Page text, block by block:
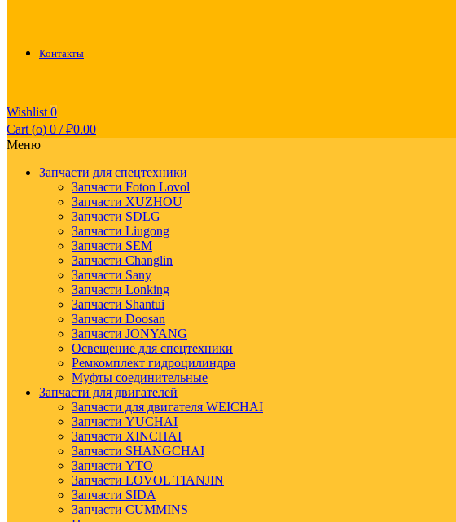
Контакты
Wishlist 0
Cart (o) 0 / ₽0.00
Меню
Запчасти для спецтехники
Запчасти Foton Lovol
Запчасти XUZHOU
Запчасти SDLG
Запчасти Liugong
Запчасти SEM
Запчасти Changlin
Запчасти Sany
Запчасти Lonking
Запчасти Shantui
Запчасти Doosan
Запчасти JONYANG
Освещение для спецтехники
Ремкомплект гидроцилиндра
Муфты соединительные
Запчасти для двигателей
Запчасти для двигателя WEICHAI
Запчасти YUCHAI
Запчасти XINCHAI
Запчасти SHANGCHAI
Запчасти YTO
Запчасти LOVOL TIANJIN
Запчасти SIDA
Запчасти CUMMINS